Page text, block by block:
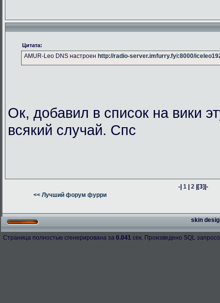
Цитата:
AMUR-Leo DNS настроен http://radio-server.imfurry.fyi:8000/
Ок, добавил в список на вики
всякий случай. Спс
-|1 |2 |[3]|-
<< Лучший форум фурри
skin
Страница полностью сгенерирована за 0.041 сек. Произведено SQL